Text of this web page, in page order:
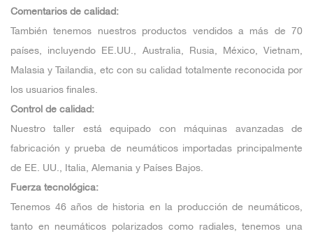
Comentarios de calidad:
También tenemos nuestros productos vendidos a más de 70
países, incluyendo EE.UU., Australia, Rusia, México, Vietnam,
Malasia y Tailandia, etc con su calidad totalmente reconocida por
los usuarios finales.
Control de calidad:
Nuestro taller está equipado con máquinas avanzadas de
fabricación y prueba de neumáticos importadas principalmente
de EE. UU., Italia, Alemania y Países Bajos.
Fuerza tecnológica:
Tenemos 46 años de historia en la producción de neumáticos,
tanto en neumáticos polarizados como radiales, tenemos una